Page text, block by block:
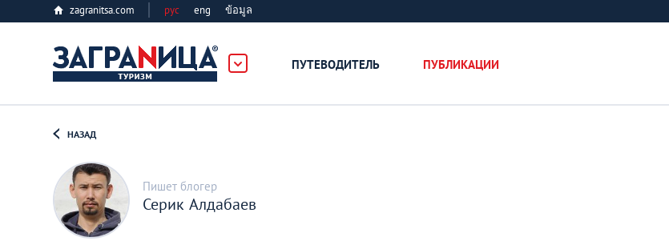
zagranitsa.com рус eng ข้อมูล
ПУТЕВОДИТЕЛЬ ПУБЛИКАЦИИ
НАЗАД
Пишет блогер
Серик Алдабаев